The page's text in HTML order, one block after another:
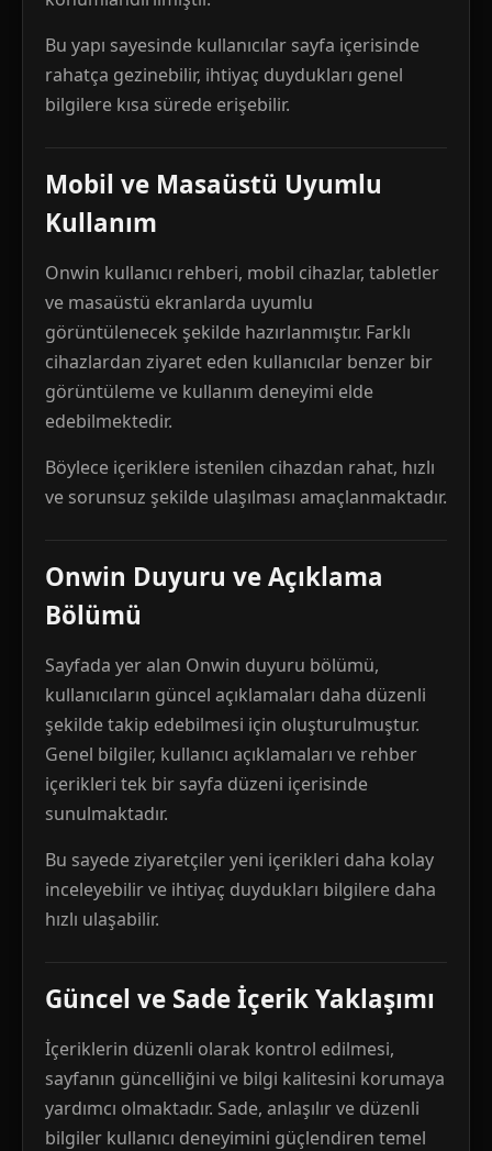
Bu yapı sayesinde kullanıcılar sayfa içerisinde
rahatça gezinebilir, ihtiyaç duydukları genel
bilgilere kısa sürede erişebilir.
Mobil ve Masaüstü Uyumlu
Kullanım
Onwin kullanıcı rehberi, mobil cihazlar, tabletler
ve masaüstü ekranlarda uyumlu
görüntülenecek şekilde hazırlanmıştır. Farklı
cihazlardan ziyaret eden kullanıcılar benzer bir
görüntüleme ve kullanım deneyimi elde
edebilmektedir.
Böylece içeriklere istenilen cihazdan rahat, hızlı
ve sorunsuz şekilde ulaşılması amaçlanmaktadır.
Onwin Duyuru ve Açıklama
Bölümü
Sayfada yer alan Onwin duyuru bölümü,
kullanıcıların güncel açıklamaları daha düzenli
şekilde takip edebilmesi için oluşturulmuştur.
Genel bilgiler, kullanıcı açıklamaları ve rehber
içerikleri tek bir sayfa düzeni içerisinde
sunulmaktadır.
Bu sayede ziyaretçiler yeni içerikleri daha kolay
inceleyebilir ve ihtiyaç duydukları bilgilere daha
hızlı ulaşabilir.
Güncel ve Sade İçerik Yaklaşımı
İçeriklerin düzenli olarak kontrol edilmesi,
sayfanın güncelliğini ve bilgi kalitesini korumaya
yardımcı olmaktadır. Sade, anlaşılır ve düzenli
bilgiler kullanıcı deneyimini güçlendiren temel